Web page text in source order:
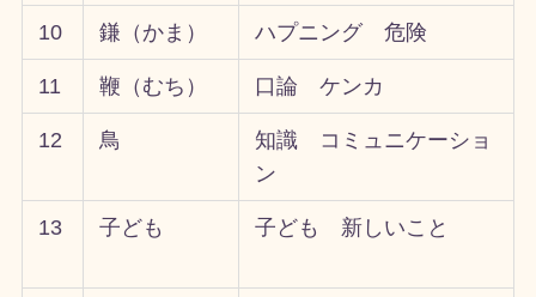
10 鎌（かま） ハプニング 危険
11 鞭（むち） 口論 ケンカ
12 鳥
知識 コミュニケーショ
ン
13 子ども 子ども 新しいこと